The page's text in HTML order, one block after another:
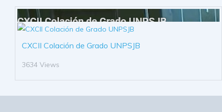
CXCII Colación de Grado UNPSJB
3634 Views